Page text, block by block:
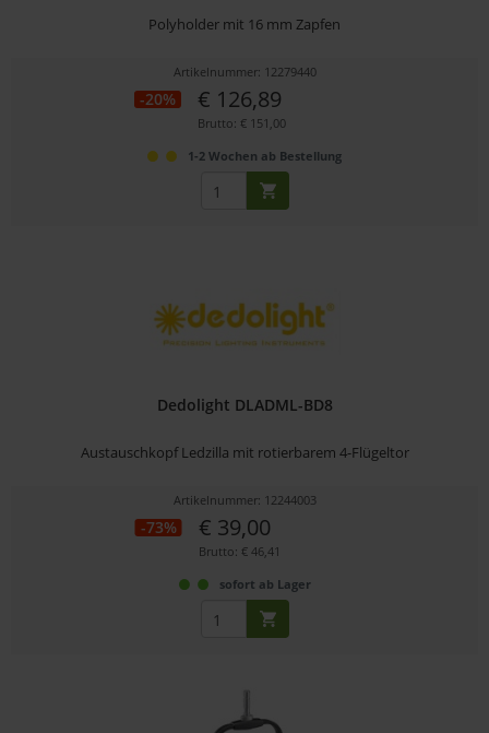
Polyholder mit 16 mm Zapfen
Artikelnummer: 12279440
-20% € 126,89
Brutto: € 151,00
1-2 Wochen ab Bestellung
Dedolight DLADML-BD8
Austauschkopf Ledzilla mit rotierbarem 4-Flügeltor
Artikelnummer: 12244003
-73% € 39,00
Brutto: € 46,41
sofort ab Lager